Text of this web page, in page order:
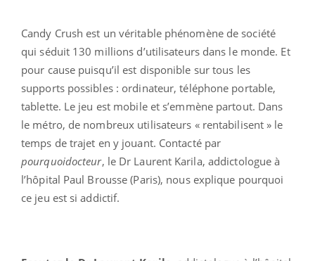
Candy Crush est un véritable phénomène de société
qui séduit 130 millions d’utilisateurs dans le monde. Et
pour cause puisqu’il est disponible sur tous les
supports possibles : ordinateur, téléphone portable,
tablette. Le jeu est mobile et s’emmène partout. Dans
le métro, de nombreux utilisateurs « rentabilisent » le
temps de trajet en y jouant. Contacté par
pourquoidocteur, le Dr Laurent Karila, addictologue à
l’hôpital Paul Brousse (Paris), nous explique pourquoi
ce jeu est si addictif.